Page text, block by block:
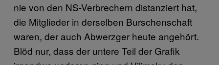
nie von den NS-Verbrechern distanziert hat,
die Mitglieder in derselben Burschenschaft
waren, der auch Abwerzger heute angehört.
Blöd nur, dass der untere Teil der Grafik